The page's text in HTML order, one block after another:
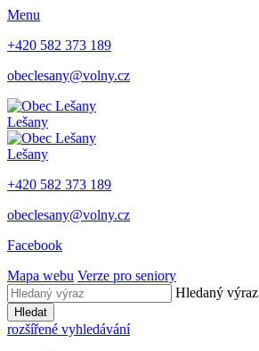
Menu
+420 582 373 189
obeclesany@volny.cz
Lešany
Lešany
+420 582 373 189
obeclesany@volny.cz
Facebook
Mapa webu Verze pro seniory
Hledaný výraz
Hledat
rozšířené vyhledávání